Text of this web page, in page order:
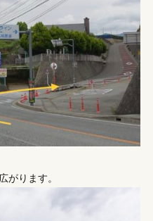
がります。